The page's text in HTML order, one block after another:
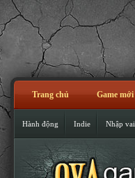
Trang chủ Game mới
Hành động Indie Nhập vai